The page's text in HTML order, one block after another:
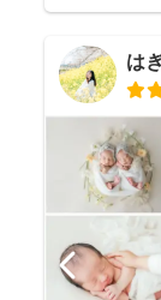
は